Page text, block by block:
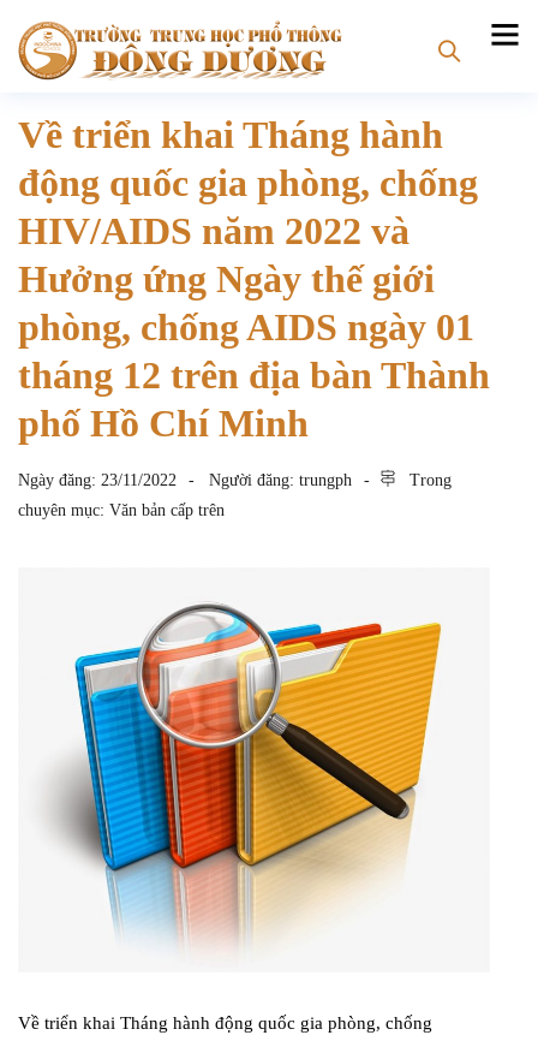
Về triển khai Tháng hành
động quốc gia phòng, chống
HIV/AIDS năm 2022 và
Hưởng ứng Ngày thế giới
phòng, chống AIDS ngày 01
tháng 12 trên địa bàn Thành
phố Hồ Chí Minh
Ngày đăng: 23/11/2022 Người đăng: trungph
Trong
chuyên mục: Văn bản cấp trên
Về triển khai Tháng hành động quốc gia phòng, chống